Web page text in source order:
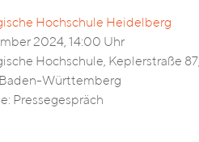
Hochschule Heidelberg
2024, 14:00 Uhr
Hochschule, Keplerstraße
Württemberg
Pressegespräch